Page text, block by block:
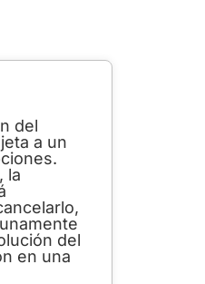
del
a un
la
del
en una